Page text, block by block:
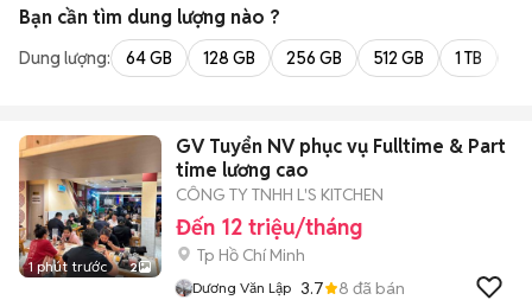
Bạn cần tìm dung lượng nào ?
Dung lượng: 64 GB 128 GB 256 GB 512 GB 1 TB
1 phút trước 2
GV Tuyển NV phục vụ Fulltime & Part
time lương cao
CÔNG TY TNHH L'S KITCHEN
Đến 12 triệu/tháng
Tp Hồ Chí Minh
Dương Văn Lập 3.7 8 đã bán